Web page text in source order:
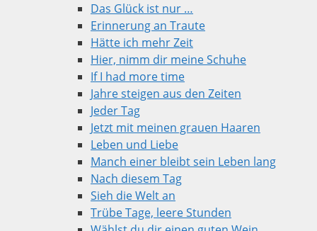
Das Glück ist nur …
Erinnerung an Traute
Hätte ich mehr Zeit
Hier, nimm dir meine Schuhe
If I had more time
Jahre steigen aus den Zeiten
Jeder Tag
Jetzt mit meinen grauen Haaren
Leben und Liebe
Manch einer bleibt sein Leben lang
Nach diesem Tag
Sieh die Welt an
Trübe Tage, leere Stunden